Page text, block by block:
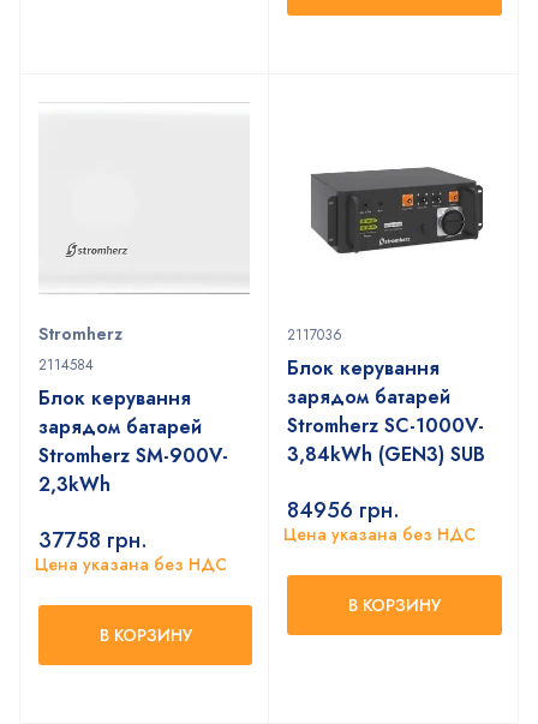
Stromherz
2114584
Блок керування
зарядом батарей
Stromherz SM-900V-
2,3kWh
37758 грн.
Цена указана без НДС
В КОРЗИНУ
2117036
Блок керування
зарядом батарей
Stromherz SС-1000V-
3,84kWh (GEN3) SUB
84956 грн.
Цена указана без НДС
В КОРЗИНУ